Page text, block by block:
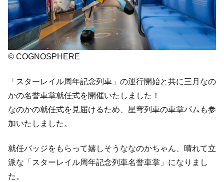
© COGNOSPHERE
「スターレイル周年記念列車」の運行開始と共に三月なの
かの名誉車掌就任式を開催いたしました！
なのかの就任式を見届けるため、星穹列車の車掌パムも参
加いたしました。
就任バッジをもらって嬉しそうななのかちゃん、晴れて立
派な「スターレイル周年記念列車名誉車掌」になりまし
た。